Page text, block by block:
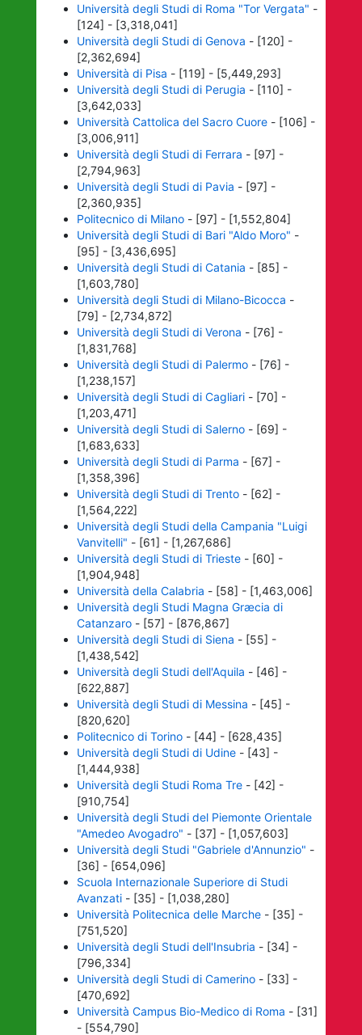
Università degli Studi di Roma "Tor Vergata" -
[124] - [3,318,041]
Università degli Studi di Genova - [120] -
[2,362,694]
Università di Pisa - [119] - [5,449,293]
Università degli Studi di Perugia - [110] -
[3,642,033]
Università Cattolica del Sacro Cuore- [106] -
[3,006,911]
Università degli Studi di Ferrara - [97] -
[2,794,963]
Università degli Studi di Pavia - [97] -
[2,360,935]
Politecnico di Milano- [97] - [1,552,804]
Università degli Studi di Bari "Aldo Moro" -
[95] - [3,436,695]
Università degli Studi di Catania - [85] -
[1,603,780]
Università degli Studi di Milano-Bicocca -
[79] - [2,734,872]
Università degli Studi di Verona - [76] -
[1,831,768]
Università degli Studi di Palermo- [76] -
[1,238,157]
Università degli Studi di Cagliari- [70] -
[1,203,471]
Università degli Studi di Salerno- [69] -
[1,683,633]
Università degli Studi di Parma - [67] -
[1,358,396]
Università degli Studi di Trento- [62] -
[1,564,222]
Università degli Studi della Campania "Luigi
Vanvitelli" - [61] - [1,267,686]
Università degli Studi di Trieste- [60] -
[1,904,948]
Università della Calabria - [58] - [1,463,006]
Università degli Studi Magna Græcia di
Catanzaro- [57] - [876,867]
Università degli Studi di Siena - [55] -
[1,438,542]
Università degli Studi dell'Aquila - [46] -
[622,887]
Università degli Studi di Messina - [45] -
[820,620]
Politecnico di Torino- [44] - [628,435]
Università degli Studi di Udine- [43] -
[1,444,938]
Università degli Studi Roma Tre- [42] -
[910,754]
Università degli Studi del Piemonte Orientale
"Amedeo Avogadro" - [37] - [1,057,603]
Università degli Studi "Gabriele d'Annunzio" -
[36] - [654,096]
Scuola Internazionale Superiore di Studi
Avanzati- [35] - [1,038,280]
Università Politecnica delle Marche- [35] -
[751,520]
Università degli Studi dell'Insubria - [34] -
[796,334]
Università degli Studi di Camerino- [33] -
[470,692]
Università Campus Bio-Medico di Roma - [31]
- [554,790]